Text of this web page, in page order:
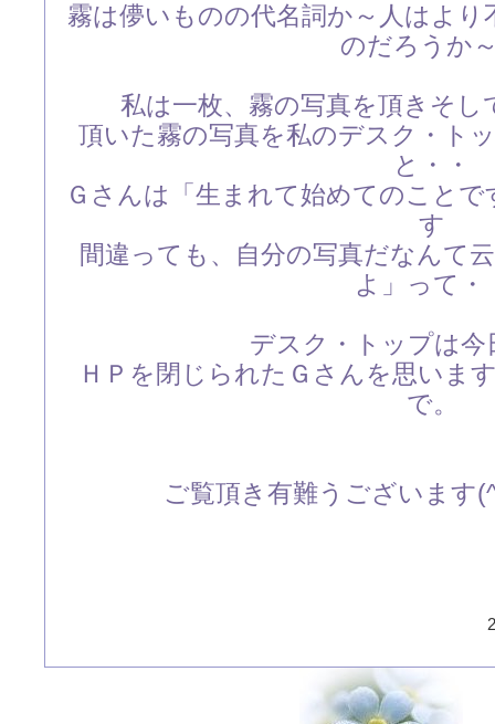
霧は儚いものの代名詞か～人はよ
のだろうか
私は一枚、霧の写真を頂きそ
頂いた霧の写真を私のデスク・ト
と・・
Ｇさんは「生まれて始めてのこと
す
間違っても、自分の写真だなんて
よ」って・
デスク・トップは今
ＨＰを閉じられたＧさんを思いま
で。
ご覧頂き有難うございま